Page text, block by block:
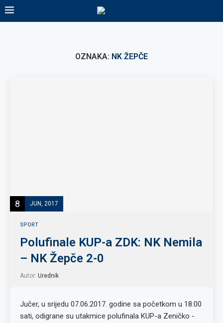
OZNAKA: NK ŽEPČE
8 JUN, 2017
SPORT
Polufinale KUP-a ZDK: NK Nemila
– NK Žepče 2-0
Autor: Urednik
Jučer, u srijedu 07.06.2017. godine sa početkom u 18:00
sati, odigrane su utakmice polufinala KUP-a Zeničko -